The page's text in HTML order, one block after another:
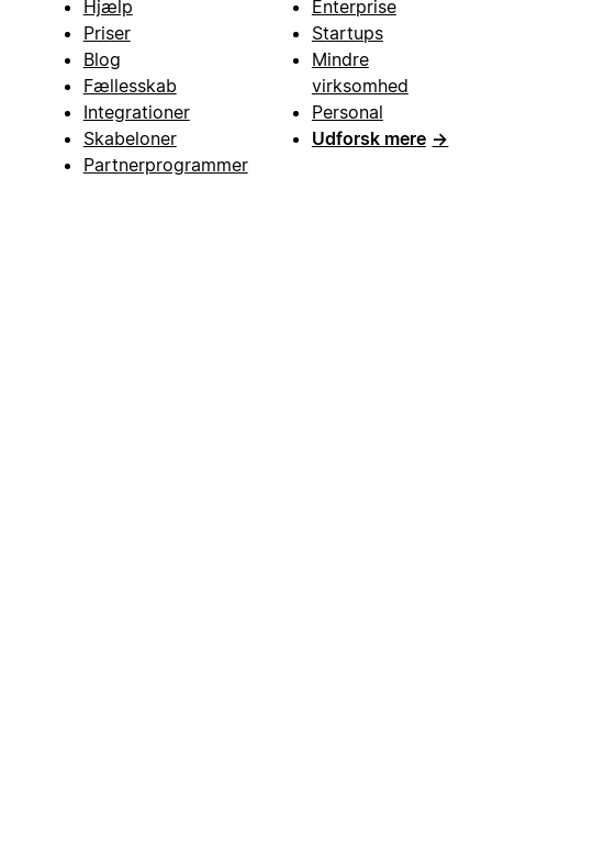
Hjælp
Priser
Blog
Fællesskab
Integrationer
Skabeloner
Partnerprogrammer
Enterprise
Startups
Mindre
virksomhed
Personal
Udforsk mere →